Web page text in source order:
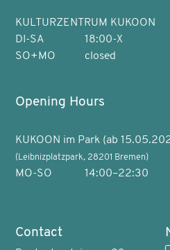
KULTURZENTRUM KUKOON
DI-SA
18:00-X
SO+MO
closed
Opening Hours
KUKOON im Park (ab
(Leibnizplatzpark, 28201 Bremen)
MO-SO 14:00–22:30
Contact